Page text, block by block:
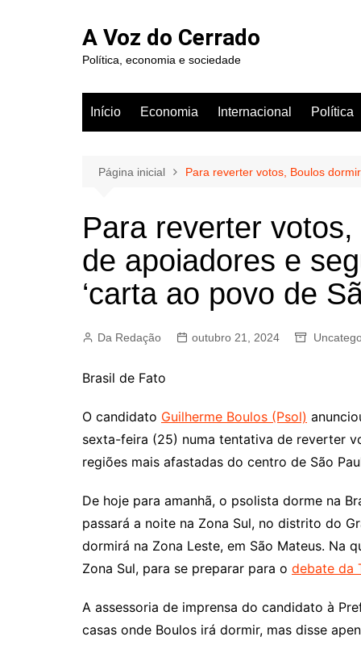
A Voz do Cerrado
Política, economia e sociedade
Início Economia Internacional Política
Página inicial Para reverter votos, Boulos
Para reverter
de apoiadores e
‘carta ao povo de
Da Redação outubro 21, 2024
Brasil de Fato
O candidato Guilherme Boulos (Psol)
sexta-feira (25) numa tentativa de reverter
regiões mais afastadas do centro de São
De hoje para amanhã, o psolista dorme na
passará a noite na Zona Sul, no distrito do
dormirá na Zona Leste, em São Mateus. Na
Zona Sul, para se preparar para o debate da
A assessoria de imprensa do candidato à
casas onde Boulos irá dormir, mas disse